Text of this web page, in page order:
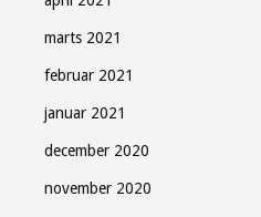
marts 2021
februar 2021
januar 2021
december 2020
november 2020